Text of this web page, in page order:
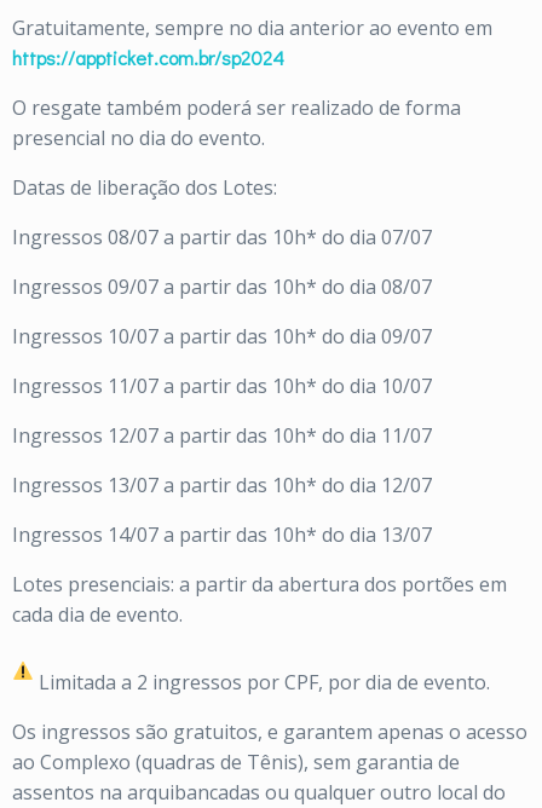
Gratuitamente, sempre no dia anterior ao evento em
https://appticket.com.br/sp2024
O resgate também poderá ser realizado de forma
presencial no dia do evento.
Datas de liberação dos Lotes:
Ingressos 08/07 a partir das 10h* do dia 07/07
Ingressos 09/07 a partir das 10h* do dia 08/07
Ingressos 10/07 a partir das 10h* do dia 09/07
Ingressos 11/07 a partir das 10h* do dia 10/07
Ingressos 12/07 a partir das 10h* do dia 11/07
Ingressos 13/07 a partir das 10h* do dia 12/07
Ingressos 14/07 a partir das 10h* do dia 13/07
Lotes presenciais: a partir da abertura dos portões em
cada dia de evento.
Limitada a 2 ingressos por CPF, por dia de evento.
Os ingressos são gratuitos, e garantem apenas o acesso
ao Complexo (quadras de Tênis), sem garantia de
assentos na arquibancadas ou qualquer outro local do